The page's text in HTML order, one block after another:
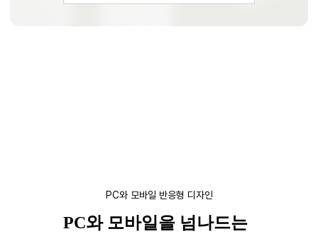
PC와 모바일 반응형 디자인
PC와 모바일을 넘나드는